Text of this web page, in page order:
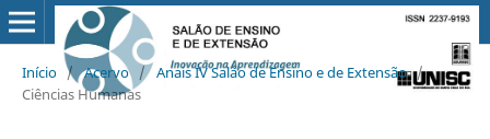
Início / Acervo / Anais IV Salão de Ensino e de Extensão /
Ciências Humanas